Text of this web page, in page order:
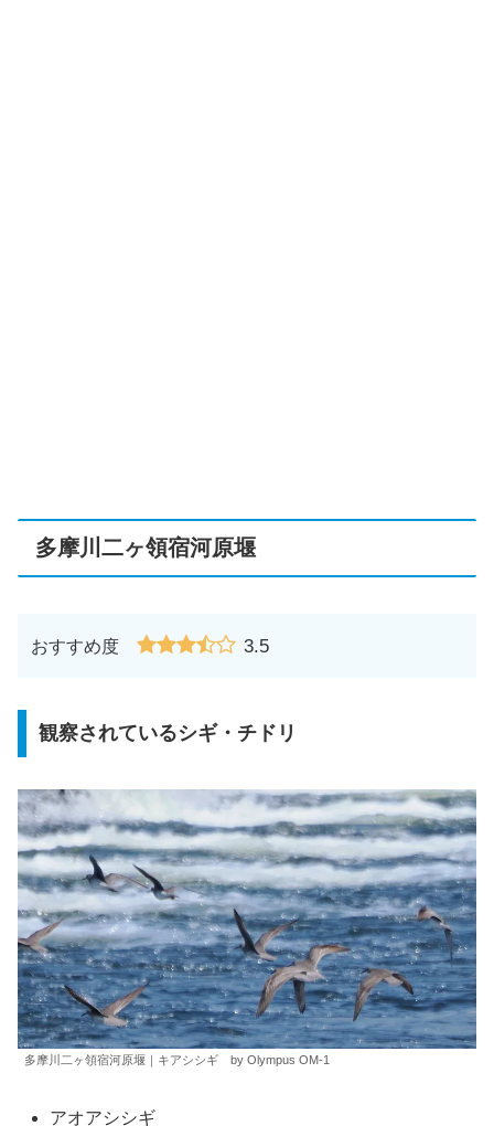
多摩川二ヶ領宿河原堰
おすすめ度 3.5
観察されているシギ・チドリ
多摩川二ヶ領宿河原堰｜キアシシギ by Olympus OM-1
アオアシシギ